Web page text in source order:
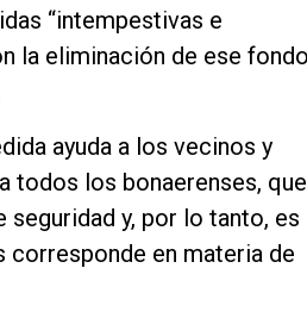
“intempestivas e
la eliminación de ese fondo
ayuda a los vecinos y
todos los bonaerenses, que
y, por lo tanto, es
corresponde en materia de